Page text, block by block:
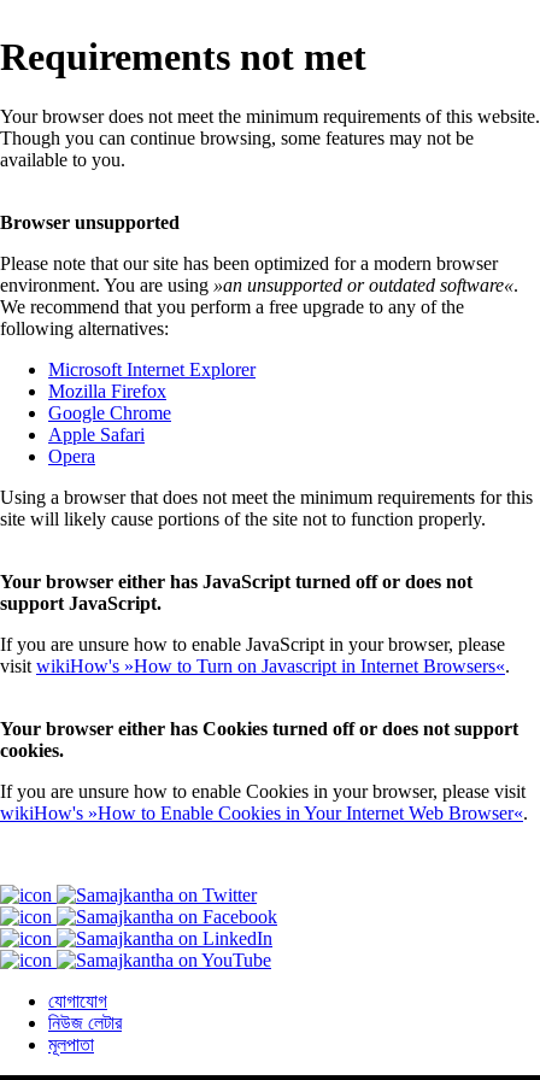
Requirements not met
Your browser does not meet the minimum requirements of this website.
Though you can continue browsing, some features may not be
available to you.
Browser unsupported
Please note that our site has been optimized for a modern browser
environment. You are using »an unsupported or outdated software«.
We recommend that you perform a free upgrade to any of the
following alternatives:
Microsoft Internet Explorer
Mozilla Firefox
Google Chrome
Apple Safari
Opera
Using a browser that does not meet the minimum requirements for this
site will likely cause portions of the site not to function properly.
Your browser either has JavaScript turned off or does not
support JavaScript.
If you are unsure how to enable JavaScript in your browser, please
visit wikiHow's »How to Turn on Javascript in Internet Browsers«.
Your browser either has Cookies turned off or does not support
cookies.
If you are unsure how to enable Cookies in your browser, please visit
wikiHow's »How to Enable Cookies in Your Internet Web Browser«.
যোগাযোগ
নিউজ লেটার
মূলপাতা